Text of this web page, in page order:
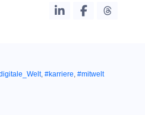
, #karriere, #mitwelt